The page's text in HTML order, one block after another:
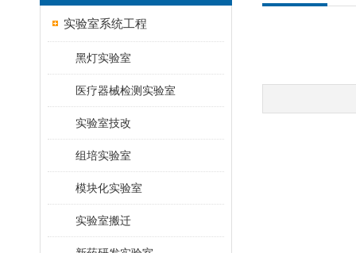
实验室系统工程
黑灯实验室
医疗器械检测实验室
实验室技改
组培实验室
模块化实验室
实验室搬迁